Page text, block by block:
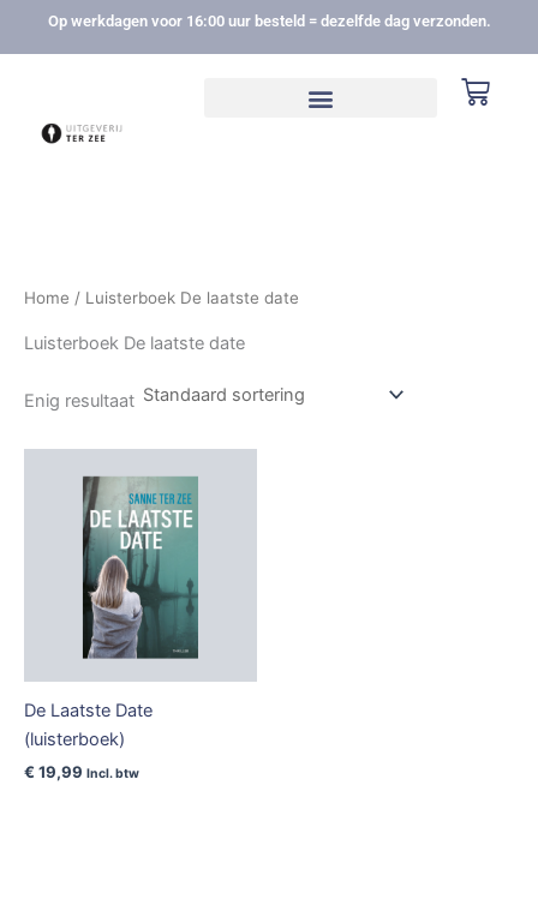
Op werkdagen voor 16:00 uur besteld = dezelfde dag verzonden.
Home / Luisterboek De laatste date
Luisterboek De laatste date
Enig resultaat
De Laatste Date
(luisterboek)
€ 19,99 Incl. btw